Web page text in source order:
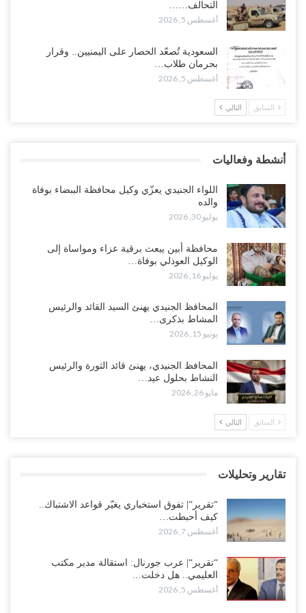
أغسطس 5, 2026
وسط معركة سعودية لإسقاط آخر معاقل الزبيدي.. القبائل تستنفر و”درع
الوطن” تبدأ الانتشار..!
أغسطس 5, 2026
خلافات الرواتب تشعل مواجهة داخل معسكر التحالف… والإصلاح يصعّد
تعميد الشهادات يشعل غضباً واسعاً..!
أغسطس 5, 2026
ملفات المال والنفط..!
أغسطس 5, 2026
النفط تلتف حول أفريقيا وسفن تعلن: “لا توجد شحنة…
أغسطس 4, 2026
مليون برميل يشعل غضب حضرموت..!
أغسطس 4, 2026
مدير مكتب العليمي يقدم استقالته.. والخلافات تعصف بالرئاسي وصراع
“تعز“| وسط إعادة رسم النفوذ السعودي.. الإصلاح يجدد اتهامه لطارق
بالتهريب وعينه على المحافظ..!
أغسطس 4, 2026
“شبوة“| مع تحشيدات عسكرية تنذر بجولة جديدة مع السعودية.. الإمارات
تعيد تحشيد قواتها في أهم سواحل اليمن على البحر…
أغسطس 4, 2026
التحالف……
أغسطس 5, 2026
السعودية تُصعّد الحصار على اليمنيين.. وقرار
بحرمان طلاب…
أغسطس 5, 2026
السابق التالي
أنشطة وفعاليات
اللواء الجنيدي يعزّي وكيل محافظة الببضاء بوفاة
والده
يوليو 30, 2026
محافظة أبين يبعث برقية عزاء ومواساة إلى
الوكيل العوذلي بوفاة…
يوليو 16, 2026
المحافظ الجنيدي يهنئ السيد القائد والرئيس
المشاط بذكرى…
يونيو 15, 2026
المحافظ الجنيدي، يهنئ قائد الثورة والرئيس
النشاط بحلول عيد…
مايو 26, 2026
السابق التالي
تقارير وتحليلات
“تقرير“| تفوق استخباري يغيّر قواعد الاشتباك..
كيف أحبطت…
أغسطس 7, 2026
“تقرير“| عرب جورنال: استقالة مدير مكتب
العليمي.. هل دخلت…
أغسطس 5, 2026